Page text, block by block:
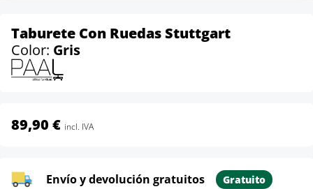
Taburete Con Ruedas Stuttgart
Color: Gris
89,90 € incl. IVA
Envío y devolución gratuitos Gratuito